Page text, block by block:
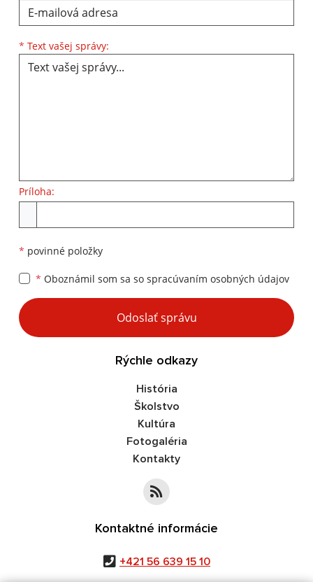
* Text vašej správy:
Príloha:
* povinné položky
* Oboznámil som sa so spracúvaním osobných údajov
Google reCaptcha Response
Odoslať správu
Rýchle odkazy
História
Školstvo
Kultúra
Fotogaléria
Kontakty
Kontaktné informácie
+421 56 639 15 10